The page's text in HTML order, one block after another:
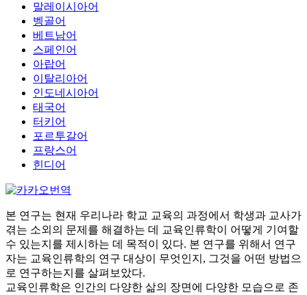
말레이시아어
벵골어
베트남어
스페인어
아랍어
이탈리아어
인도네시아어
태국어
터키어
포르투갈어
프랑스어
힌디어
본 연구는 현재 우리나라 학교 교육의 과정에서 학생과 교사가
겪는 소외의 문제를 해결하는 데 교육인류학이 어떻게 기여할
수 있는지를 제시하는 데 목적이 있다. 본 연구를 위해서 연구
자는 교육인류학의 연구 대상이 무엇인지, 그것을 어떤 방법으
로 연구하는지를 살펴보았다.
교육인류학은 인간의 다양한 삶의 장면에 다양한 모습으로 존